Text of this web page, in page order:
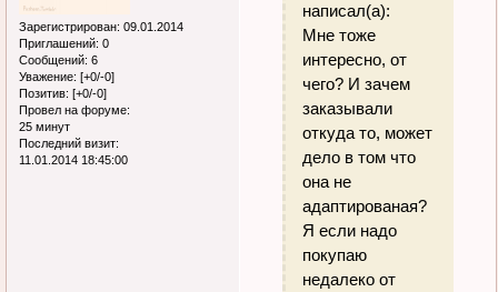
Зарегистрирован: 09.01.2014
Приглашений: 0
Сообщений: 6
Уважение: [+0/-0]
Позитив: [+0/-0]
Провел на форуме:
25 минут
Последний визит:
11.01.2014 18:45:00
написал(а):
Мне тоже
интересно, от
чего? И зачем
заказывали
откуда то, может
дело в том что
она не
адаптированая?
Я если надо
покупаю
недалеко от